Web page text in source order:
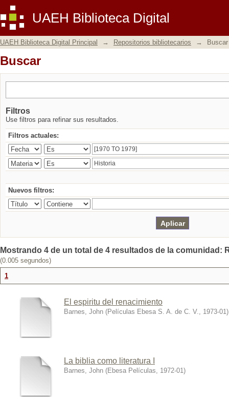
UAEH Biblioteca Digital
Buscar
UAEH Biblioteca Digital Principal → Repositorios bibliotecarios → Buscar
Buscar
Filtros
Use filtros para refinar sus resultados.
Filtros actuales:
Nuevos filtros:
Mostrando 4 de un total de 4 resultados de la comunidad:
(0.005 segundos)
1
El espiritu del renacimiento
Barnes, John (Películas Ebesa S. A. de C. V., 1973-01)
La biblia como literatura I
Barnes, John (Ebesa Películas, 1972-01)